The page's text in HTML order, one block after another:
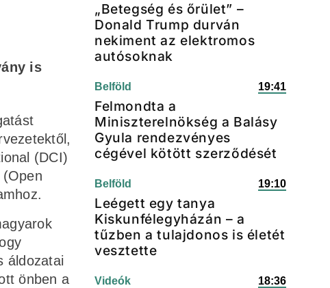
is
(DCI)
áldozatai
önben a
„Betegség és őrület” –
Donald Trump durván
nekiment az elektromos
autósoknak
Belföld 19:41
Felmondta a
Miniszterelnökség a Balásy
Gyula rendezvényes
cégével kötött szerződését
Belföld 19:10
Leégett egy tanya
Kiskunfélegyházán – a
tűzben a tulajdonos is életét
vesztette
Videók 18:36